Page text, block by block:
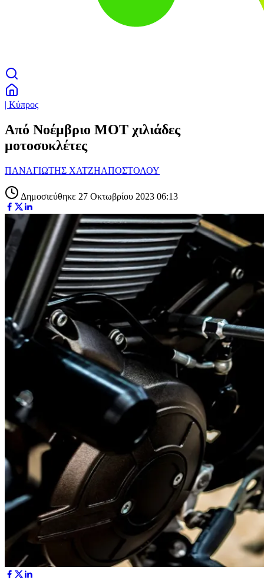
| Κύπρος
Από Νοέμβριο ΜΟΤ χιλιάδες
μοτοσυκλέτες
ΠΑΝΑΓΙΩΤΗΣ ΧΑΤΖΗΑΠΟΣΤΟΛΟΥ
Δημοσιεύθηκε 27 Οκτωβρίου 2023 06:13